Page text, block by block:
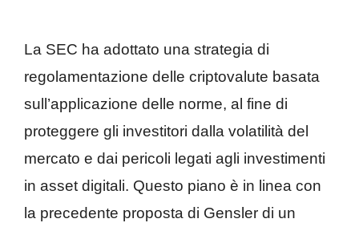
La SEC ha adottato una strategia di
regolamentazione delle criptovalute basata
sull’applicazione delle norme, al fine di
proteggere gli investitori dalla volatilità del
mercato e dai pericoli legati agli investimenti
in asset digitali. Questo piano è in linea con
la precedente proposta di Gensler di un